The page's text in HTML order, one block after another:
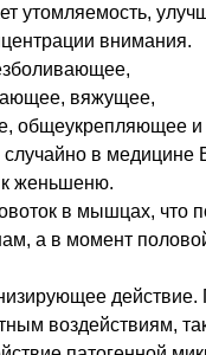
утомляемость,
внимания.
вяжущее,
общеукрепляющее и
в медицине
к женьшеню.
в мышцах, что
а в момент
воздействиям,